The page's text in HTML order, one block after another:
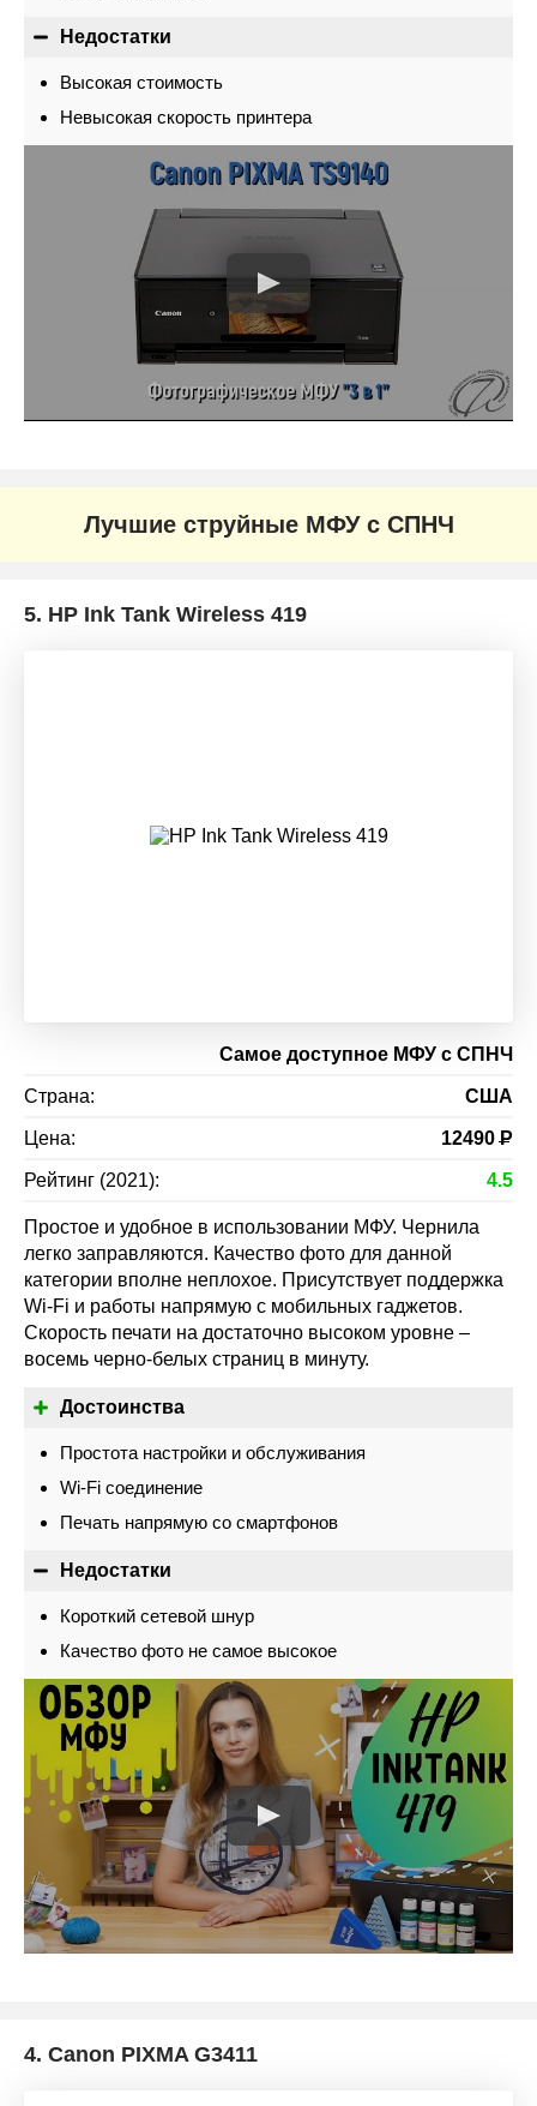
Недостатки
Высокая стоимость
Невысокая скорость принтера
Лучшие струйные МФУ с СПНЧ
5. HP Ink Tank Wireless 419
Самое доступное МФУ с СПНЧ
Страна: США
Цена: 12490Р
Рейтинг (2021): 4.5
Простое и удобное в использовании МФУ. Чернила
легко заправляются. Качество фото для данной
категории вполне неплохое. Присутствует поддержка
Wi-Fi и работы напрямую с мобильных гаджетов.
Скорость печати на достаточно высоком уровне –
восемь черно-белых страниц в минуту.
Достоинства
Простота настройки и обслуживания
Wi-Fi соединение
Печать напрямую со смартфонов
Недостатки
Короткий сетевой шнур
Качество фото не самое высокое
4. Canon PIXMA G3411